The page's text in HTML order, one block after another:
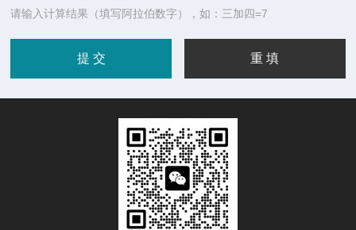
请输入计算结果（填写阿拉伯数字），如：三加四=7